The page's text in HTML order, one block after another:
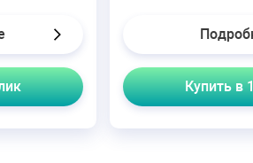
Купить в